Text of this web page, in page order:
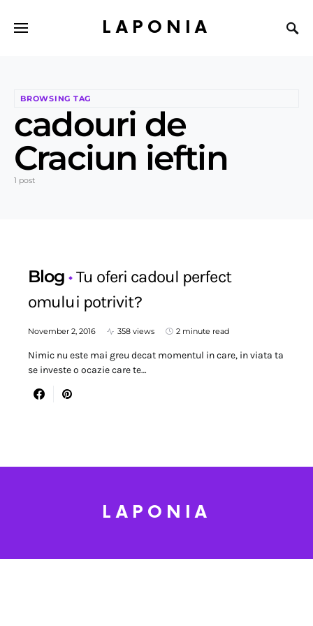
LAPONIA
BROWSING TAG
cadouri de
Craciun ieftin
1 post
Blog
Tu oferi cadoul perfect
omului potrivit?
November 2, 2016 358 views 2 minute read
Nimic nu este mai greu decat momentul in care, in viata ta
se investe o ocazie care te…
LAPONIA